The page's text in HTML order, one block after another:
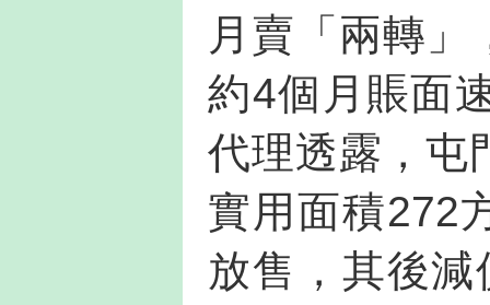
月賣「兩轉
約4個月賬面
代理透露，屯
實用面積272
放售，其後